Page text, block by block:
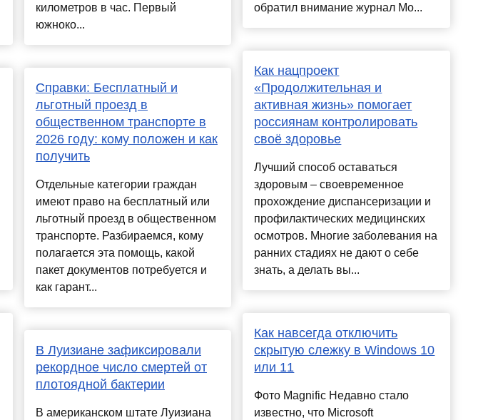
километров в час. Первый
южноко...
Справки: Бесплатный и
льготный проезд в
общественном транспорте в
2026 году: кому положен и как
получить
Отдельные категории граждан
имеют право на бесплатный или
льготный проезд в общественном
транспорте. Разбираемся, кому
полагается эта помощь, какой
пакет документов потребуется и
как гарант...
В Луизиане зафиксировали
рекордное число смертей от
плотоядной бактерии
В американском штате Луизиана
обратил внимание журнал Mo...
Как нацпроект
«Продолжительная и
активная жизнь» помогает
россиянам контролировать
своё здоровье
Лучший способ оставаться
здоровым – своевременное
прохождение диспансеризации и
профилактических медицинских
осмотров. Многие заболевания на
ранних стадиях не дают о себе
знать, а делать вы...
Как навсегда отключить
скрытую слежку в Windows 10
или 11
Фото Magnific Недавно стало
известно, что Microsoft